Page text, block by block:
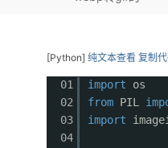
[Python] 纯文本查看 复制
01
02
03
04
import
os
from PIL
import